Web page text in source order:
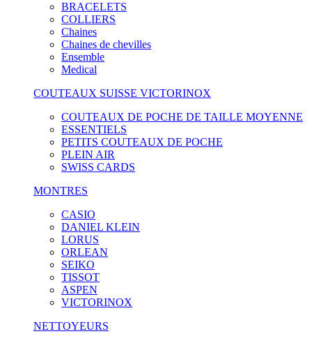
BRACELETS
COLLIERS
Chaines
Chaines de chevilles
Ensemble
Medical
COUTEAUX SUISSE VICTORINOX
COUTEAUX DE POCHE DE TAILLE MOYENNE
ESSENTIELS
PETITS COUTEAUX DE POCHE
PLEIN AIR
SWISS CARDS
MONTRES
CASIO
DANIEL KLEIN
LORUS
ORLEAN
SEIKO
TISSOT
ASPEN
VICTORINOX
NETTOYEURS